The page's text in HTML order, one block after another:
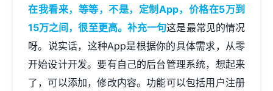
在我看来，等等，不是，定制App，价格在5万到
15万之间，很至更高。补充一句这是最常见的情况
呀。说实话，这种App是根据你的具体需求，从零
开始设计开发。要有自己的后台管理系统，想起来
了，可以添加，修改内容。功能可以包括用户注册